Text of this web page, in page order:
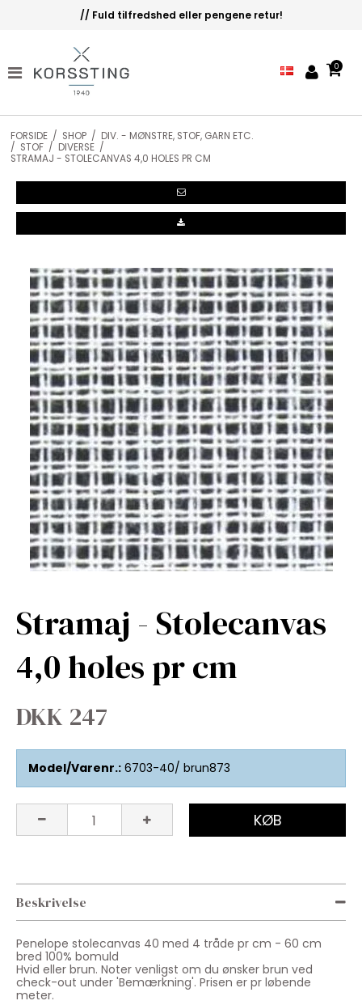
// Fuld tilfredshed eller pengene retur!
0
FORSIDE / SHOP / DIV. - MØNSTRE, STOF, GARN ETC.
/ STOF / DIVERSE /
STRAMAJ - STOLECANVAS 4,0 HOLES PR CM
Stramaj - Stolecanvas
4,0 holes pr cm
DKK 247
Model/Varenr.: 6703-40/ brun873
KØB
Beskrivelse
Penelope stolecanvas 40 med 4 tråde pr cm - 60 cm
bred 100% bomuld
Hvid eller brun. Noter venligst om du ønsker brun ved
check-out under 'Bemærkning'. Prisen er pr løbende
meter.